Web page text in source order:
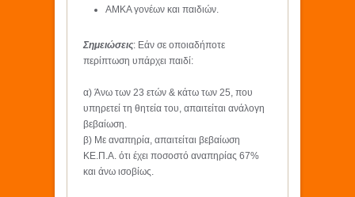
ΑΜΚΑ γονέων και παιδιών.
Σημειώσεις: Εάν σε οποιαδήποτε
περίπτωση υπάρχει παιδί:
α) Άνω των 23 ετών & κάτω των 25, που
υπηρετεί τη θητεία του, απαιτείται ανάλογη
βεβαίωση.
β) Με αναπηρία, απαιτείται βεβαίωση
ΚΕ.Π.Α. ότι έχει ποσοστό αναπηρίας 67%
και άνω ισοβίως.